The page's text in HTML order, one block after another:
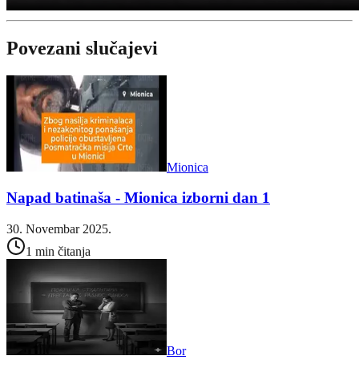
Povezani slučajevi
Mionica
Napad batinaša - Mionica izborni dan 1
30. Novembar 2025.
1 min čitanja
Bor